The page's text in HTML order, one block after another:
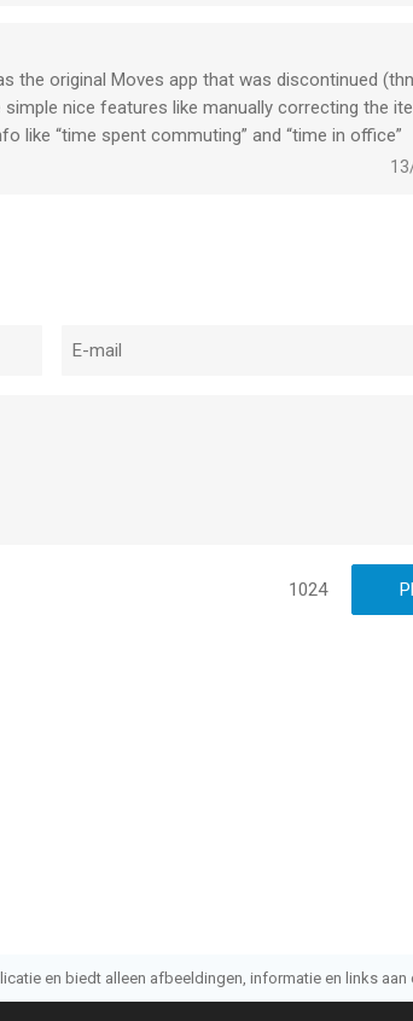
the original Moves app that was discontinued
nice features like manually correcting the
like “time spent commuting” and “time in office”
1024
en biedt alleen afbeeldingen, informatie en links aan